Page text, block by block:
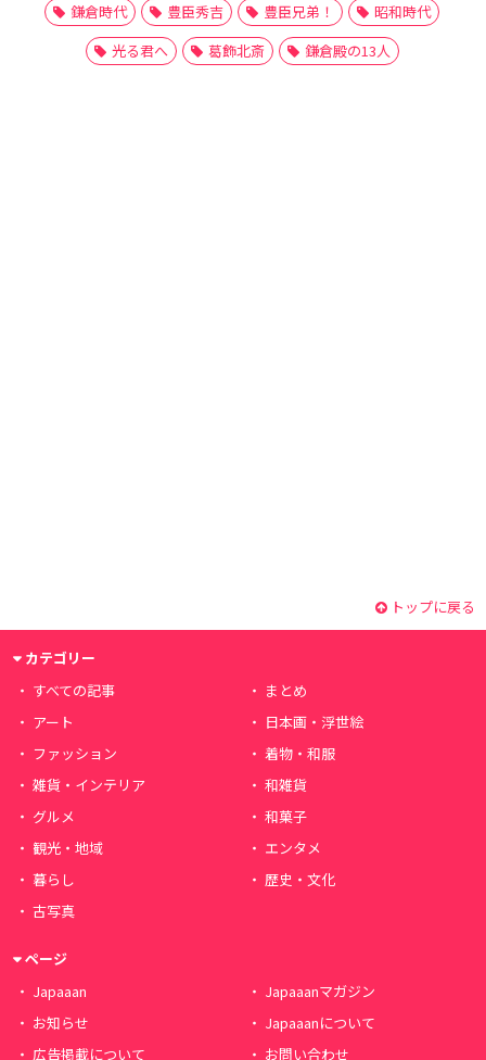
鎌倉時代
豊臣秀吉 豊臣兄弟！
昭和時代
光る君へ
葛飾北斎 鎌倉殿の13人
トップに戻る
カテゴリー
すべての記事
まとめ
アート
日本画・浮世絵
ファッション
着物・和服
雑貨・インテリア
和雑貨
グルメ
和菓子
観光・地域
エンタメ
暮らし
歴史・文化
古写真
ページ
Japaaan
Japaaanマガジン
お知らせ
Japaaanについて
広告掲載について
お問い合わせ